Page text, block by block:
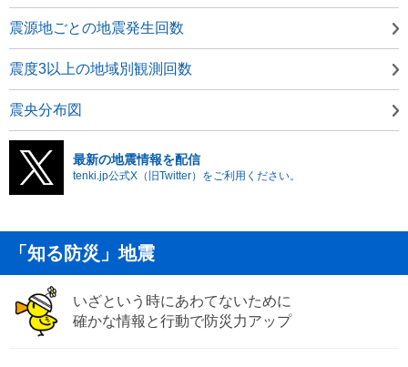
震源地ごとの地震発生回数
震度3以上の地域別観測回数
震央分布図
最新の地震情報を配信
tenki.jp公式X（旧Twitter）をご利用ください。
「知る防災」地震
いざという時にあわてないために
確かな情報と行動で防災力アップ